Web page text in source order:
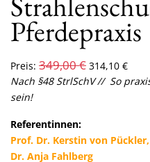
Pferdepraxis
Preis: 349,00€ 314,10 €
Nach §48 StrlSchV// So
sein!
Referentinnen:
Prof. Dr. Kerstin von
Dr. Anja Fahlberg